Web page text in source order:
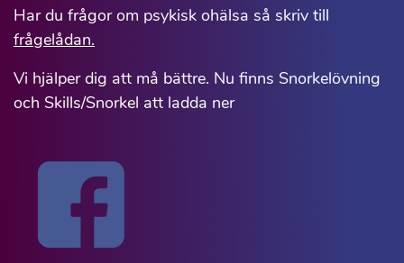
Har du frågor om psykisk ohälsa så skriv till
frågelådan.
Vi hjälper dig att må bättre. Nu finns Snorkelövning
och Skills/Snorkel att ladda ner